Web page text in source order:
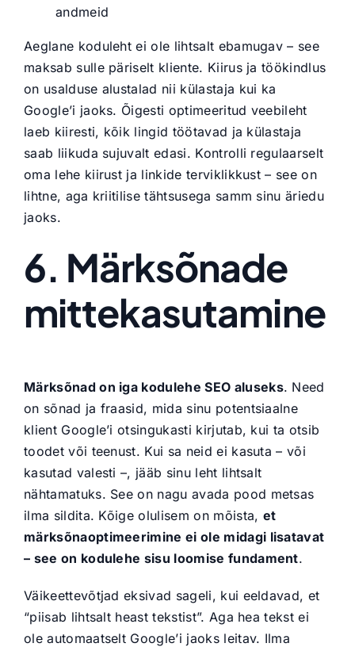
andmeid
Aeglane koduleht ei ole lihtsalt ebamugav – see
maksab sulle päriselt kliente. Kiirus ja töökindlus
on usalduse alustalad nii külastaja kui ka
Google’i jaoks. Õigesti optimeeritud veebileht
laeb kiiresti, kõik lingid töötavad ja külastaja
saab liikuda sujuvalt edasi. Kontrolli regulaarselt
oma lehe kiirust ja linkide terviklikkust – see on
lihtne, aga kriitilise tähtsusega samm sinu äriedu
jaoks.
6. Märksõnade
mittekasutamine
Märksõnad on iga kodulehe SEO aluseks. Need
on sõnad ja fraasid, mida sinu potentsiaalne
klient Google’i otsingukasti kirjutab, kui ta otsib
toodet või teenust. Kui sa neid ei kasuta – või
kasutad valesti –, jääb sinu leht lihtsalt
nähtamatuks. See on nagu avada pood metsas
ilma sildita. Kõige olulisem on mõista, et
märksõnaoptimeerimine ei ole midagi lisatavat
– see on kodulehe sisu loomise fundament.
Väikeettevõtjad eksivad sageli, kui eeldavad, et
“piisab lihtsalt heast tekstist”. Aga hea tekst ei
ole automaatselt Google’i jaoks leitav. Ilma